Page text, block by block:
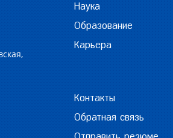
Наука
Образование
Карьера
Контакты
Обратная связь